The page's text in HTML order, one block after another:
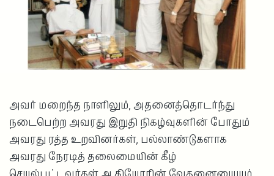
அவர் மறைந்த நாளிலும், அதனைத்தொடர்ந்து
நடைபெற்ற அவரது இறுதி நிகழ்வுகளின் போதும்
அவரது ரத்த உறவினர்கள், பல்லாண்டுகளாக
அவரது நேரடித் தலைமையின் கீழ்